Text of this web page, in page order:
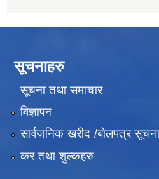
सूचनाहरु
सूचना तथा समाचार
विज्ञापन
सार्वजनिक खरीद /बोलपत्र सूचना
कर तथा शुल्कहरु